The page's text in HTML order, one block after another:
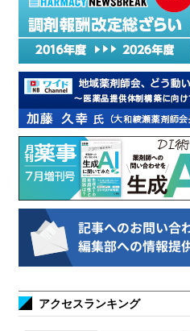
アクセスランキング